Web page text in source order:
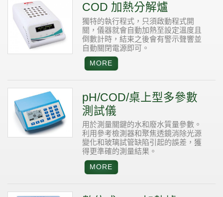
COD 加熱分解爐
獨特的執行程式，只須啟動程式開
關，儀器就會自動加熱至設定溫度且
倒數計時，結束之後會有警示聲響並
自動關閉電源即可。
pH/COD/桌上型多參數
測試儀
用於測量關鍵的水和廢水質量參數。
利用參考檢測器和聚焦透鏡消除光源
變化和玻璃試管缺陷引起的誤差，獲
得更準確的測量結果。